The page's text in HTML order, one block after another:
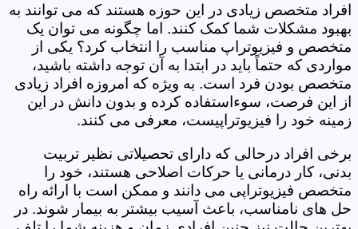
افراد متخصص زیادی در این حوزه هستند که می توانند به
بهبود مشکلات شما کمک کنند. اما چگونه می توان یک
متخصص و فیزیوتراپ مناسب را انتخاب کرد؟ یکی از
مواردی که حتماً باید در ابتدا به آن توجه داشته باشید،
متخصص بودن فرد است. به ویژه که امروزه افراد زیادی
از این فرصت، سوءاستفاده کرده و بدون دانش در این
زمینه خود را فیزیوتراپیست، معرفی می کنند.
برخی افراد درحالی که دارای تحصیلاتی نظیر تربیت
بدنی، کار درمانی یا حرکات اصلاحی هستند، خود را
متخصص فیزیوتراپی می دانند و ممکن است با ارائه راه
حل های نامناسب، باعث آسیب بیشتر به بیمار شوند. در